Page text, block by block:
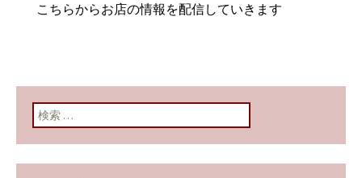
こちらからお店の情報を配信していきます
検索: